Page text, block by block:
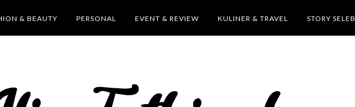
& BEAUTY PERSONAL EVENT & REVIEW KULINER & TRAVEL STORY SELEB